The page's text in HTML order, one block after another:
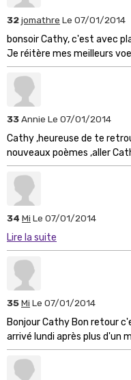
32jomathre Le 07/01/2014
bonsoir Cathy, c'est avec
Je réitère mes meilleurs
33Annie Le 07/01/2014
Cathy ,heureuse de te
nouveaux poèmes ,aller
34 Mi Le 07/01/2014
Lire la suite
35Mi Le 07/01/2014
Bonjour Cathy Bon retour
arrivé lundi après plus d'un